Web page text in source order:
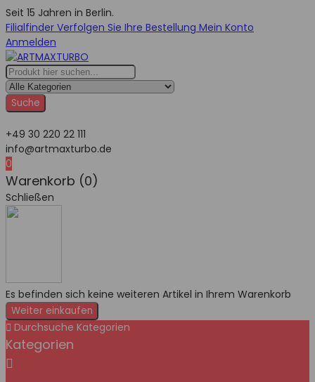
Seit 15 Jahren in Berlin.
Filialfinder Verfolgen Sie Ihre Bestellung Mein Konto
Anmelden
Suche
+49 30 220 22 111
info@artmaxturbo.de
0
Warenkorb (0)
Schließen
Es befinden sich keine weiteren Artikel in Ihrem Warenkorb
Weiter einkaufen
 Durchsuche Kategorien
Kategorien
